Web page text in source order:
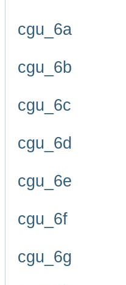
cgu_6a
cgu_6b
cgu_6c
cgu_6d
cgu_6e
cgu_6f
cgu_6g